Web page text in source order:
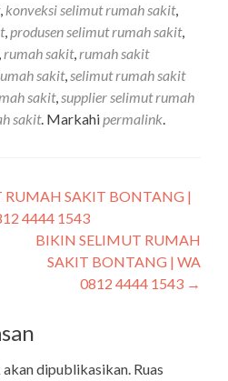
, konveksi selimut rumah sakit,
,produsen selimut rumah sakit,
rumah sakit,rumah sakit
sakit,selimut rumah sakit
sakit,supplier selimut rumah
sakit. Markahipermalink.
RUMAH SAKIT BONTANG |
4444 1543
BIKIN SELIMUT RUMAH
SAKIT BONTANG | WA
0812 4444 1543 →
dipublikasikan. Ruas